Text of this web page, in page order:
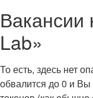
Вакансии
Lab»
То есть, здесь нет
обвалится до 0 и Вы